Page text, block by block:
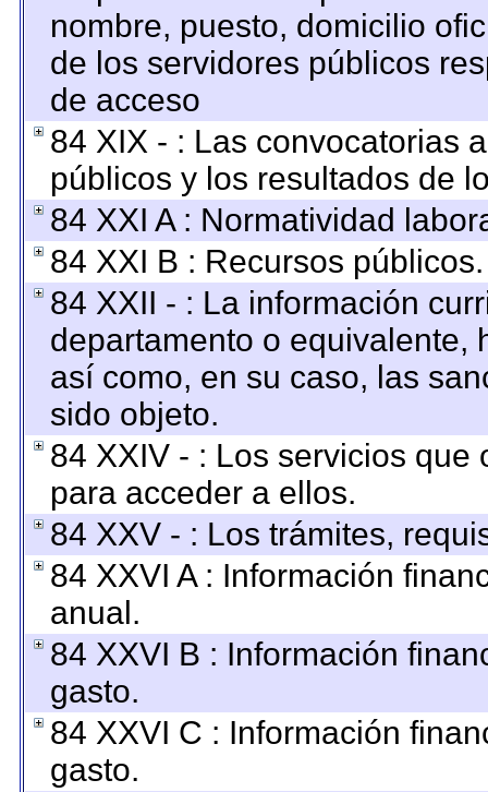
nombre, puesto, domicilio
de los servidores públicos
de acceso
84 XIX - : Las convocatorias
públicos y los resultados de
84 XXI A : Normatividad
84 XXI B : Recursos públicos.
84 XXII - : La información
departamento o equivalente,
así como, en su caso, las
sido objeto.
84 XXIV - : Los servicios
para acceder a ellos.
84 XXV - : Los trámites,
84 XXVI A : Información
anual.
84 XXVI B : Información
gasto.
84 XXVI C : Información
gasto.